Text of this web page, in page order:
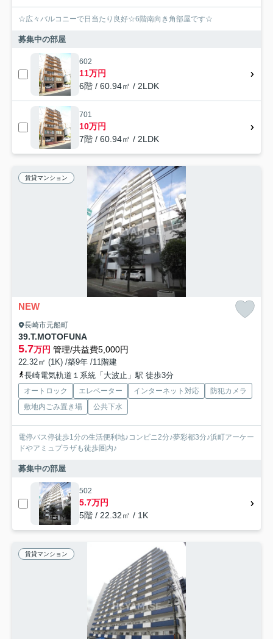
☆広々バルコニーで日当たり良好☆6階南向き角部屋です☆
募集中の部屋
602
11万円
6階 / 60.94㎡ / 2LDK
701
10万円
7階 / 60.94㎡ / 2LDK
賃貸マンション
NEW
長崎市元船町
39.T.MOTOFUNA
5.7万円 管理/共益費5,000円
22.32㎡ (1K) /築9年 /11階建
長崎電気軌道１系統「大波止」駅 徒歩3分
オートロック エレベーター インターネット対応
防犯カメラ
敷地内ごみ置き場
公共下水
電停バス停徒歩1分の生活便利地♪コンビニ2分♪夢彩都3分♪浜町アーケー
ドやアミュプラザも徒歩圏内♪
募集中の部屋
502
5.7万円
5階 / 22.32㎡ / 1K
賃貸マンション